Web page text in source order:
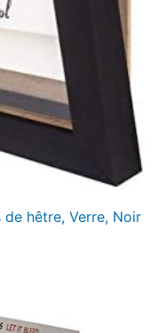
hêtre, Verre, Noir